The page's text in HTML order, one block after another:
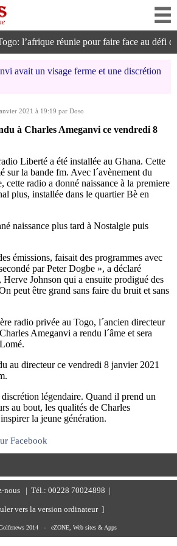
l’afrique réunie pour faire face au défi
avait un visage ferme et une discrétion
2021 à 19:19 par Doso
à Charles Ameganvi ce vendredi 8
Liberté a été installée au Ghana. Cette
sur la bande fm. Avec l´avènement du
cette radio a donné naissance à la premiere
plus, installée dans le quartier Bè en
naissance plus tard à Nostalgie puis
émissions, faisait des programmes avec
par Peter Dogbe », a déclaré
Herve Johnson qui a ensuite prodigué des
peut être grand sans faire du bruit et sans
radio privée au Togo, l´ancien directeur
Ameganvi a rendu l´âme et sera
au directeur ce vendredi 8 janvier 2021
légendaire. Quand il prend un
au bout, les qualités de Charles
la jeune génération.
Facebook
nous | Tél.: 00228 70024898 |
vers la version ordinateur ]
2014 - eZONE, Web sites & Apps